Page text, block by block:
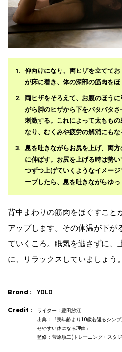
仰向けになり、両ヒザを立てて
が床に着き、体の深部の筋肉をほ
両ヒザをそろえて、お腹のほう
がら脚のヒザから下をバタバタ
刺激する。これによって太もも
なり、むくみや疲労の解消にもな
息を吐きながらお尻を上げ、両
に伸ばす。お尻を上げる時は勢
つずつ上げていくようなイメー
ープしたら、息を吐きながらゆっ
背中まわりの筋肉をほぐすこと
アップします。その体温が下が
ていくころ。眠気を逃さずに、
に、リラックスしていましょう。
Brand : YOLO
Credit :
ライター：豊田紗江
出典：『実年齢より10歳若返るシン
せやすい体になる理由」
監修：菅原順二(トレーニング・スタ